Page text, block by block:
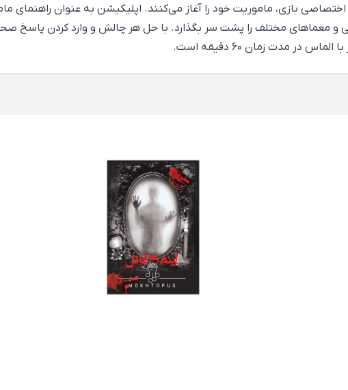
بازی، ماموریت خود را آغاز می‌کنند. اپلیکیشن به عنوان راهنمای
و معماهای مختلف را پشت سر بگذارد. با حل هر چالش و وارد کردن
در مدت زمان ۶۰ دقیقه است.